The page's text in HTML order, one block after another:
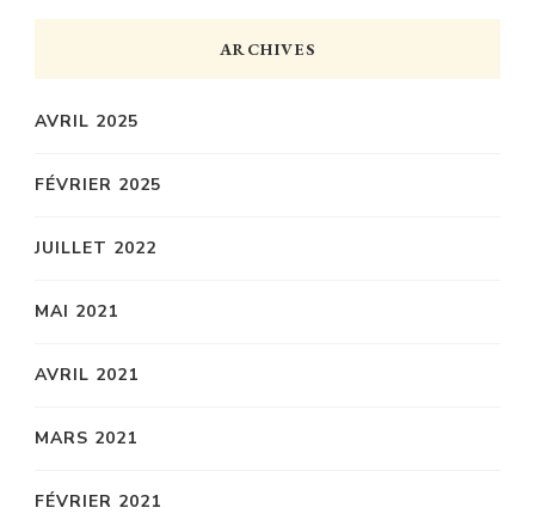
ARCHIVES
AVRIL 2025
FÉVRIER 2025
JUILLET 2022
MAI 2021
AVRIL 2021
MARS 2021
FÉVRIER 2021